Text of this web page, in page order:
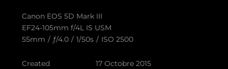
Canon EOS 5D Mark III
EF24-105mm f/4L IS USM
55mm / ƒ/4.0 / 1/50s / ISO 2500
Created
17 Octobre 2015